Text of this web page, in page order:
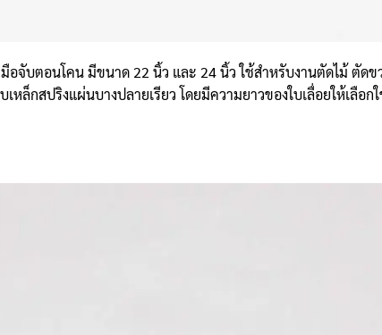
จับตอนโคน มีขนาด 22 นิ้ว และ 24 นิ้ว ใช้สำหรับงานตัดไม้ ตัดข
หล็กสปริงแผ่นบางปลายเรียว โดยมีความยาวของใบเลื่อยให้เลือก